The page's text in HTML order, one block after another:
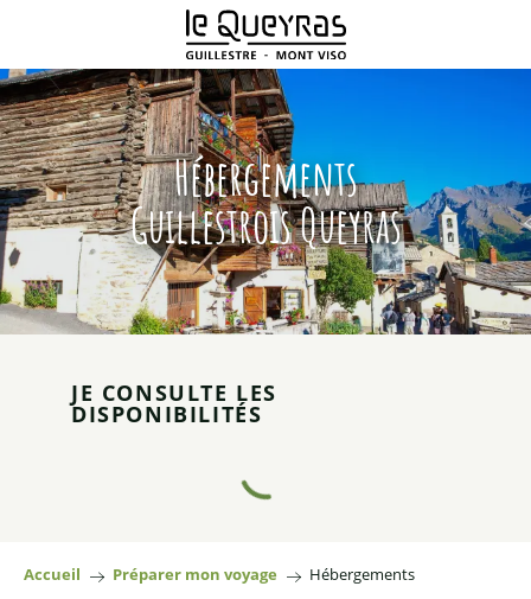
contenu
principal
Hébergements
Guillestrois Queyras
JE CONSULTE LES
DISPONIBILITÉS
Accueil Préparer mon voyage Hébergements